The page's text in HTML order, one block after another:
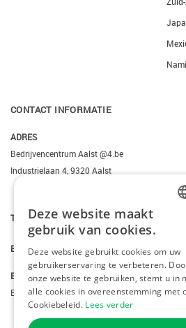
CONTACT INFORMATIE
ADRES
Bedrijvencentrum Aalst @4.be
Industrielaan 4, 9320 Aalst
T. +3223095206
E. info@kiddotravel.be
BTW
BE 0685795740
Deze website maakt
gebruik van cookies.
Deze website gebruikt cookies om uw
gebruikerservaring te verbeteren.
onze website te gebruiken, stemt u in
alle cookies in overeenstemming met
Cookiebeleid. Lees verder